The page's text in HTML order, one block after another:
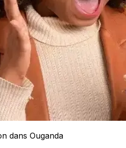
dans Ouganda